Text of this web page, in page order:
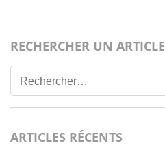
RECHERCHER UN ARTICLE
Rechercher :
ARTICLES RÉCENTS